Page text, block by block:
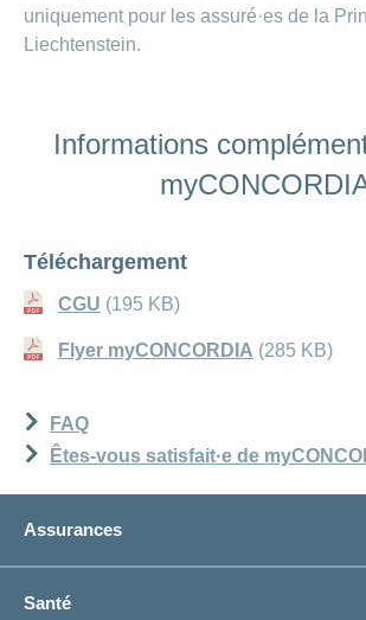
uniquement pour les assuré·es de la
Liechtenstein.
Informations
Téléchargement
CGU (195 KB)
Flyer myCONCORDIA (285 KB)
FAQ
Êtes-vous satisfait·e de
Assurances
Assurances complémentaires
Santé